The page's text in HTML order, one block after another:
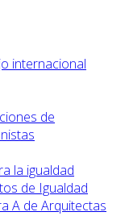
internacional
de
la igualdad
de Igualdad
A de Arquitectas